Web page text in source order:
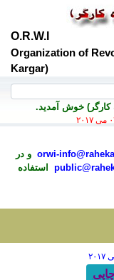
O.R.W.I
Organization of
Kargar)
کارگر) خوش آمديد.
orwi- و در
استفاده